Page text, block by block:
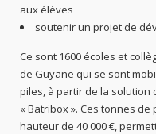
aux élèves
soutenir un projet de
Ce sont 1600 écoles et
de Guyane qui se sont
piles, à partir de la solution
« Batribox ». Ces tonnes
hauteur de 40 000 €,